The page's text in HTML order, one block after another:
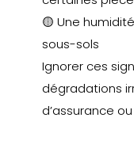
🟡 Une
sous-sols
Ignorer ces
dégradations
d’assurance